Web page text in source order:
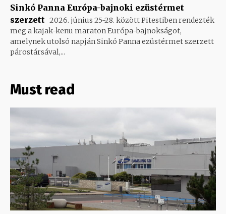
Sinkó Panna Európa-bajnoki ezüstérmet
szerzett 2026. június 25-28. között Pitestiben rendezték
meg a kajak-kenu maraton Európa-bajnokságot,
amelynek utolsó napján Sinkó Panna ezüstérmet szerzett
párostársával,...
Must read